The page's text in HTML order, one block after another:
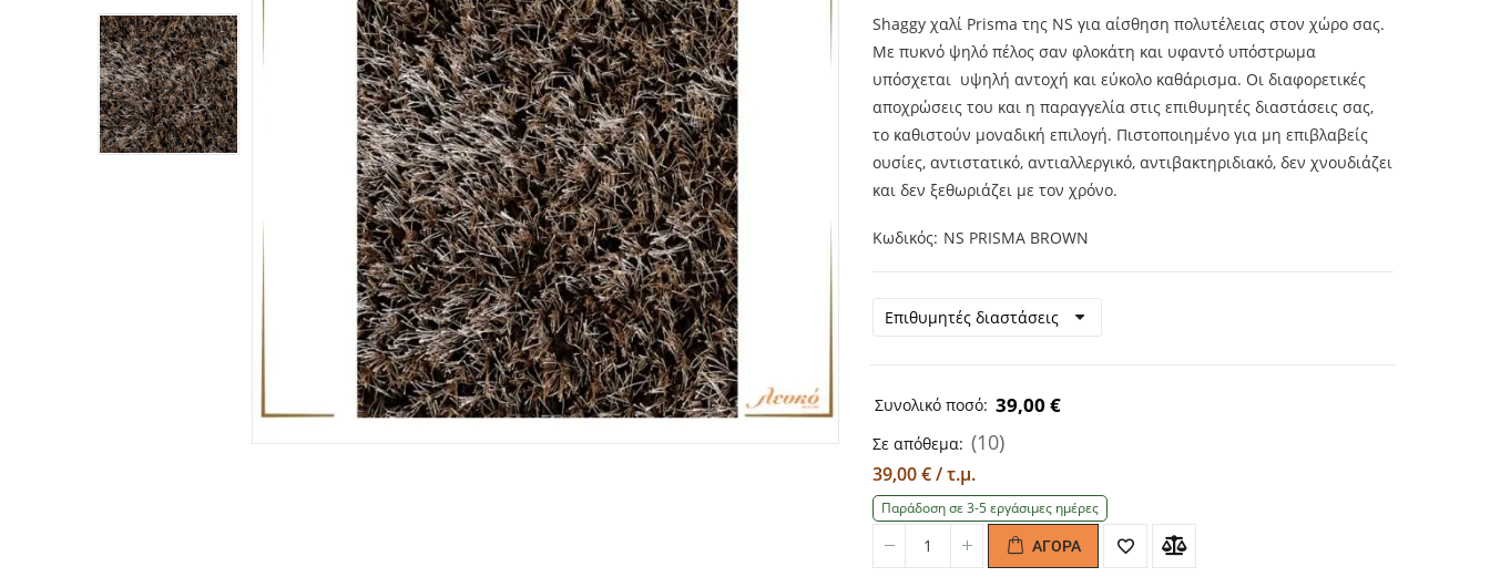
Shaggy χαλί Prisma της NS για αίσθηση πολυτέλειας στον χώρο σας.
Με πυκνό ψηλό πέλος σαν φλοκάτη και υφαντό υπόστρωμα
υπόσχεται υψηλή αντοχή και εύκολο καθάρισμα. Οι διαφορετικές
αποχρώσεις του και η παραγγελία στις επιθυμητές διαστάσεις σας,
το καθιστούν μοναδική επιλογή. Πιστοποιημένο για μη επιβλαβείς
ουσίες, αντιστατικό, αντιαλλεργικό, αντιβακτηριδιακό, δεν χνουδιάζει
και δεν ξεθωριάζει με τον χρόνο.
Κωδικός NS PRISMA BROWN
Συνολικό ποσό: 39,00 €
Σε απόθεμα: (10)
39,00 € / τ.μ.
Παράδοση σε 3-5 εργάσιμες ημέρες
Quantity
Quantity ΑΓΟΡΆ